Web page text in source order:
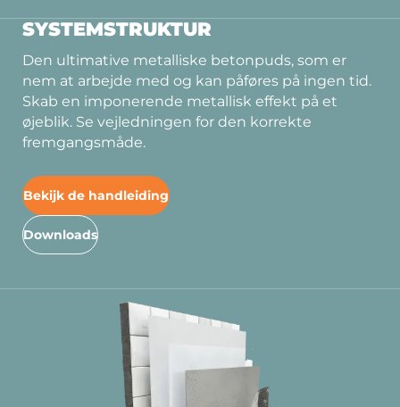
SYSTEMSTRUKTUR
Den ultimative metalliske betonpuds, som er
nem at arbejde med og kan påføres på ingen tid.
Skab en imponerende metallisk effekt på et
øjeblik. Se vejledningen for den korrekte
fremgangsmåde.
Bekijk de handleiding
Downloads